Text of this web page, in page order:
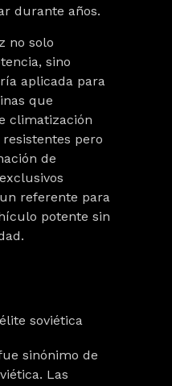
durante años.
no solo
sino
aplicada para
que
climatización
pero
de
referente para
potente sin
soviética
sinónimo de
Las